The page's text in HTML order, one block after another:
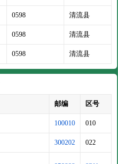
0598 清流县
0598 清流县
0598 清流县
邮编 区号
100010 010
300202 022